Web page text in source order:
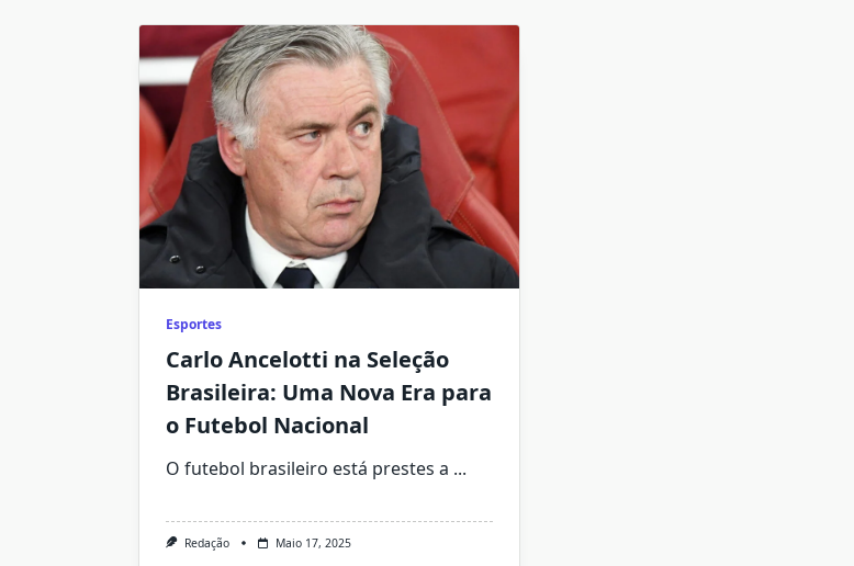
Esportes
Carlo Ancelotti na Seleção
Brasileira: Uma Nova Era para
o Futebol Nacional
O futebol brasileiro está prestes a ...
Redação Maio 17, 2025